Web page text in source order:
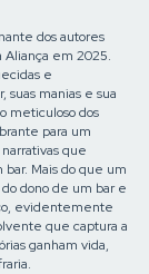
dos autores
Aliança em 2025.
e
manias e sua
meticuloso dos
para um
que
Mais do que um
dono de um bar e
evidentemente
que captura a
ganham vida,